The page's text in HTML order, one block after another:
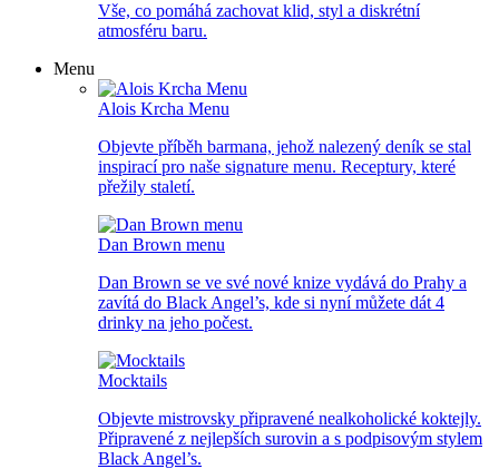
Vše, co pomáhá zachovat klid, styl a diskrétní
atmosféru baru.
Menu
Alois Krcha Menu
Objevte příběh barmana, jehož nalezený deník se stal
inspirací pro naše signature menu. Receptury, které
přežily staletí.
Dan Brown menu
Dan Brown se ve své nové knize vydává do Prahy a
zavítá do Black Angel’s, kde si nyní můžete dát 4
drinky na jeho počest.
Mocktails
Objevte mistrovsky připravené nealkoholické koktejly.
Připravené z nejlepších surovin a s podpisovým stylem
Black Angel’s.